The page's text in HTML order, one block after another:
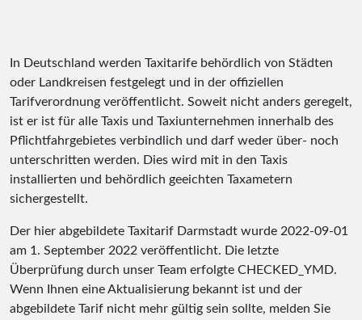
In Deutschland werden Taxitarife behördlich von Städten
oder Landkreisen festgelegt und in der offiziellen
Tarifverordnung veröffentlicht. Soweit nicht anders geregelt,
ist er ist für alle Taxis und Taxiunternehmen innerhalb des
Pflichtfahrgebietes verbindlich und darf weder über- noch
unterschritten werden. Dies wird mit in den Taxis
installierten und behördlich geeichten Taxametern
sichergestellt.
Der hier abgebildete Taxitarif Darmstadt wurde 2022-09-01
am 1. September 2022 veröffentlicht. Die letzte
Überprüfung durch unser Team erfolgte CHECKED_YMD.
Wenn Ihnen eine Aktualisierung bekannt ist und der
abgebildete Tarif nicht mehr gültig sein sollte, melden Sie